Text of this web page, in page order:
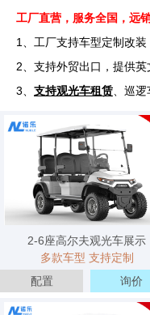
工厂直营，服务全国，远
1、工厂支持车型定制改装
2、支持外贸出口，提供英
3、 支持观光车租赁 、巡
2-6座高尔夫观光车展示
多款车型 支持定制
配置
询价
3天内 151****0811 已获
3天内 157****5911 已获
3天内 182****8876 已获
3天内 134****4418 已获
3分钟内 173****6965 已